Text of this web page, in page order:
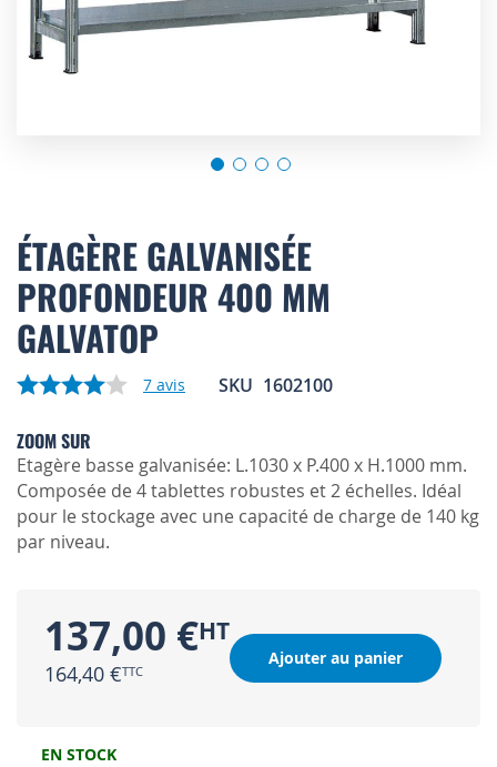
to
the
beginning
of
the
images
gallery
ÉTAGÈRE GALVANISÉE
PROFONDEUR 400 MM
GALVATOP
7 avis SKU 1602100
ZOOM SUR
Etagère basse galvanisée: L.1030 x P.400 x H.1000 mm.
Composée de 4 tablettes robustes et 2 échelles. Idéal
pour le stockage avec une capacité de charge de 140 kg
par niveau.
137,00 €
164,40 €
Ajouter au panier
EN STOCK